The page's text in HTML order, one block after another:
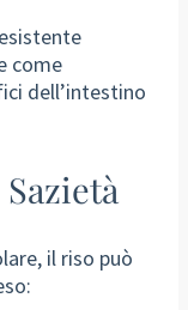
come
dell’intestino
il riso può